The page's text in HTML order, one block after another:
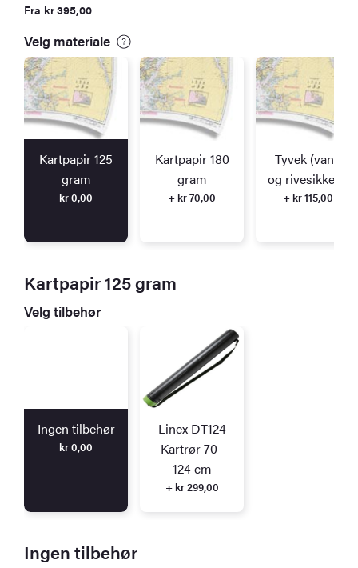
Fra kr395,00
Velg materiale
Kartpapir 125
gram
kr0,00
Kartpapir 180
gram
+ kr 70,00
Tyvek (vann
og rivesikkert)
+ kr 115,00
Kartpapir 125 gram
Velg tilbehør
Ingen tilbehør
kr0,00
Linex DT124
Kartrør 70–
124 cm
+ kr 299,00
Ingen tilbehør